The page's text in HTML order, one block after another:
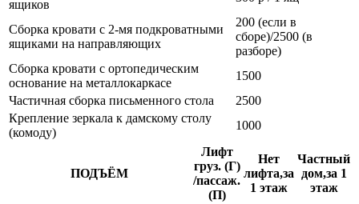
ящиков
Сборка кровати с 2-мя подкроватными
ящиками на направляющих
200 (если в
сборе)/2500 (в
разборе)
Сборка кровати с ортопедическим
основание на металлокаркасе
1500
Частичная сборка письменного стола
2500
Крепление зеркала к дамскому столу
(комоду)
1000
ПОДЪЁМ
Лифт
груз. (Г)
/пассаж.
(П)
Нет
лифта,за
1 этаж
Частный
дом,за 1
этаж